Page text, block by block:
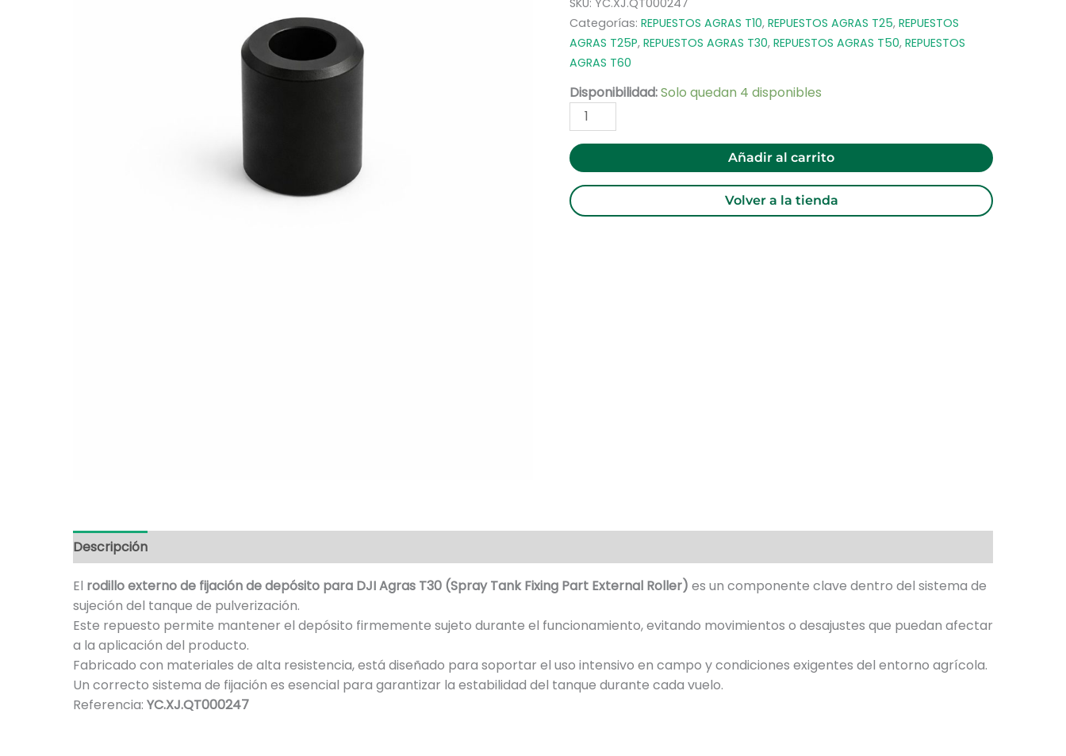
Categorías:REPUESTOS AGRAS T10,REPUESTOS AGRAS T25,REPUESTOS
AGRAS T25P,REPUESTOS AGRAS T30,REPUESTOS AGRAS T50,REPUESTOS
AGRAS T60
Disponibilidad:Solo quedan 4 disponibles
Añadir al carrito
Volver a la tienda
Descripción
El rodillo externo de fijación de depósito para DJI Agras T30 (Spray Tank Fixing Part External Roller) es un componente clave dentro del sistema de
sujeción del tanque de pulverización.
Este repuesto permite mantener el depósito firmemente sujeto durante el funcionamiento, evitando movimientos o desajustes que puedan afectar
a la aplicación del producto.
Fabricado con materiales de alta resistencia, está diseñado para soportar el uso intensivo en campo y condiciones exigentes del entorno agrícola.
Un correcto sistema de fijación es esencial para garantizar la estabilidad del tanque durante cada vuelo.
Referencia: YC.XJ.QT000247